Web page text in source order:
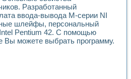
Разработанный
ввода-вывода М-серии NI
шлейфы, персональный
Pentium 42. С помощью
Вы можете выбрать программу.